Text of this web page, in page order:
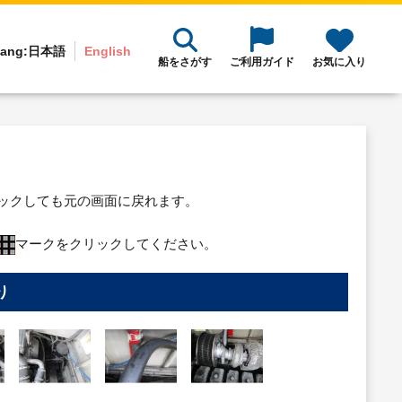
日本語 English
船をさがす ご利用ガイド お気に入り
しても元の画面に戻れます。
マークをクリックしてください。